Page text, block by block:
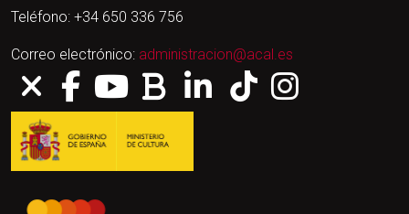
Teléfono: +34 650 336 756
Correo electrónico: administracion@acal.es